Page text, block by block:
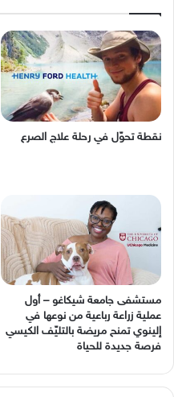
مؤسسة
حمد
الطبية
نقطة تحوّل في رحلة علاج الصرع
مستشفى جامعة شيكاغو – أول
عملية زراعة رباعية من نوعها في
إلينوي تمنح مريضة بالتليّف الكيسي
فرصة جديدة للحياة